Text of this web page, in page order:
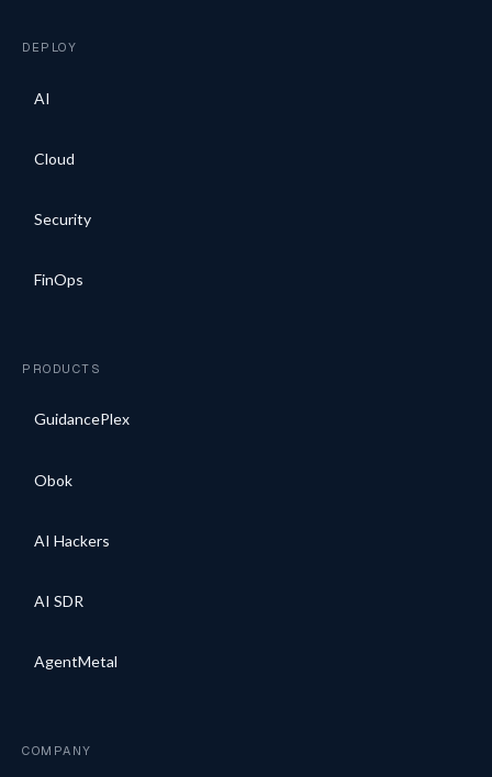
DEPLOY
AI
Cloud
Security
FinOps
PRODUCTS
GuidancePlex
Obok
AI Hackers
AI SDR
AgentMetal
COMPANY